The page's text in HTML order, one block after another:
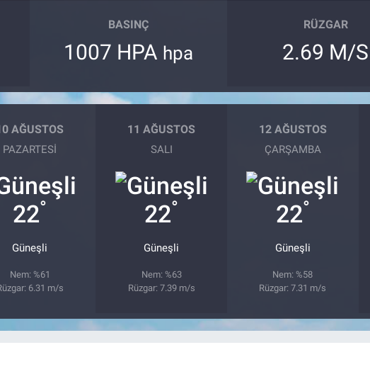
BASINÇ
1007 HPA hpa
RÜZGAR
2.69 M/S
AĞUSTOS
PAZARTESI
22°
Güneşli
Nem: %61
6.31 m/s
11 AĞUSTOS
SALI
22°
Güneşli
Nem: %63
Rüzgar: 7.39 m/s
12 AĞUSTOS
ÇARŞAMBA
22°
Güneşli
Nem: %58
Rüzgar: 7.31 m/s